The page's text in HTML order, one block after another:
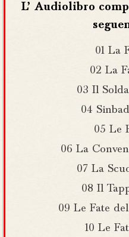
L’ Audiolibro
01 La
02 La
03 Il
04
05 Le
06 La
07 La
08 Il
09 Le Fate
10 Le